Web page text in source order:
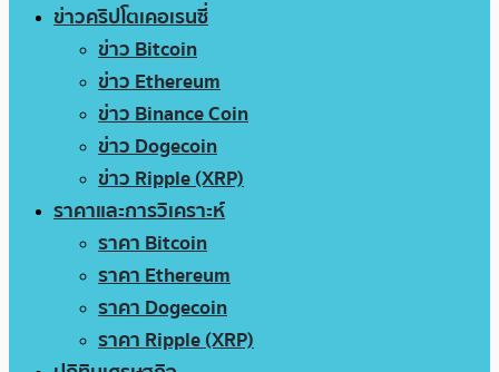
ข่าวคริปโตเคอเรนซี่
ข่าว Bitcoin
ข่าว Ethereum
ข่าว Binance Coin
ข่าว Dogecoin
ข่าว Ripple (XRP)
ราคาและการวิเคราะห์
ราคา Bitcoin
ราคา Ethereum
ราคา Dogecoin
ราคา Ripple (XRP)